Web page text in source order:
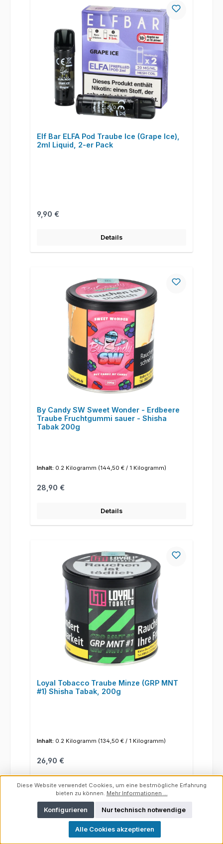
Elf Bar ELFA Pod Traube Ice (Grape Ice),
2ml Liquid, 2-er Pack
Regulärer Preis:
9,90 €
Details
By Candy SW Sweet Wonder - Erdbeere
Traube Fruchtgummi sauer - Shisha
Tabak 200g
Inhalt: 0.2 Kilogramm (144,50 € / 1 Kilogramm)
Regulärer Preis:
28,90 €
Details
Loyal Tobacco Traube Minze (GRP MNT
#1) Shisha Tabak, 200g
Inhalt: 0.2 Kilogramm (134,50 € / 1 Kilogramm)
Regulärer Preis:
26,90 €
Details
Diese Website verwendet Cookies, um eine bestmögliche Erfahrung
bieten zu können. Mehr Informationen ...
Nur technisch notwendige
Konfigurieren
Alle Cookies akzeptieren